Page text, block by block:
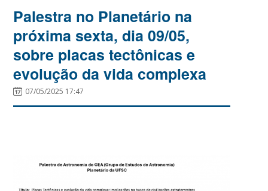
Palestra no Planetário na
próxima sexta, dia 09/05,
sobre placas tectônicas e
evolução da vida complexa
07/05/2025 17:47